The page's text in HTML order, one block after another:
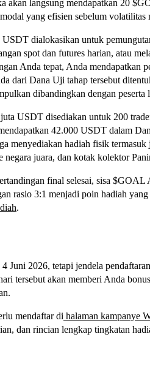
akan langsung mendapatkan 20
yang efisien sebelum volatilitas
dialokasikan untuk
spot dan futures harian, atau
Anda tepat, Anda mendapatkan
dari Dana Uji tahap tersebut
dibandingkan dengan peserta
USDT disediakan untuk 200
42.000 USDT dalam
menyediakan hadiah fisik
juara, dan kotak kolektor
final selesai, sisa $GOAL
rasio 3:1 menjadi poin hadiah
.
Juni 2026, tetapi jendela
tersebut akan memberi Anda
mendaftar di halaman kampanye
dan rincian lengkap tingkatan